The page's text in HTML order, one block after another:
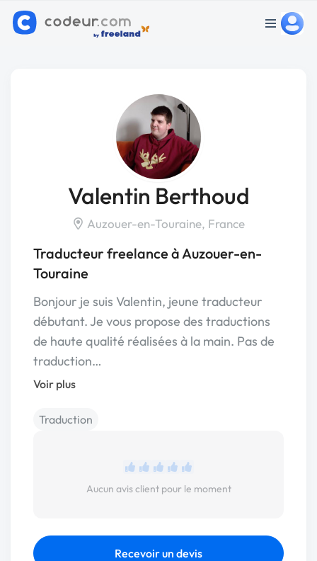
Valentin Berthoud
Auzouer-en-Touraine, France
Traducteur freelance à Auzouer-en-
Touraine
Bonjour je suis Valentin, jeune traducteur
débutant. Je vous propose des traductions
de haute qualité réalisées à la main. Pas de
traduction…
Voir plus
Traduction
Aucun avis client pour le moment
Recevoir un devis